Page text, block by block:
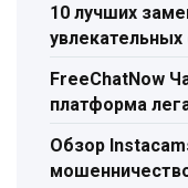
10 лучших
увлекательных
FreeChatNow
платформа
Обзор